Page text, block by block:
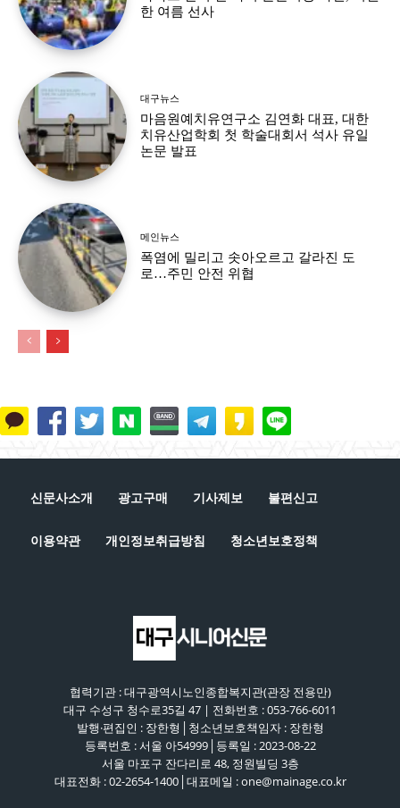
한 여름 선사
대구뉴스
마음원예치유연구소 김연화 대표, 대한
치유산업학회 첫 학술대회서 석사 유일
논문 발표
메인뉴스
폭염에 밀리고 솟아오르고 갈라진 도
로…주민 안전 위협
신문사소개 광고구매 기사제보 불편신고
이용약관 개인정보취급방침 청소년보호정책
협력기관 : 대구광역시노인종합복지관(관장 전용만)
대구 수성구 청수로35길 47 | 전화번호 : 053-766-6011
발행·편집인 : 장한형│청소년보호책임자 : 장한형
등록번호 : 서울 아54999│등록일 : 2023-08-22
서울 마포구 잔다리로 48, 정원빌딩 3층
대표전화 : 02-2654-1400│대표메일 : one@mainage.co.kr